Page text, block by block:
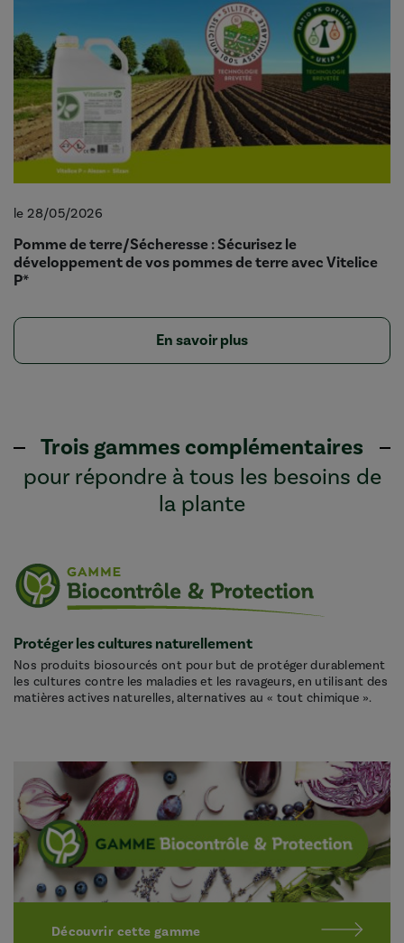
le 28/05/2026
Pomme de terre/Sécheresse : Sécurisez le
développement de vos pommes de terre avec Vitelice
P*
En savoir plus
Trois gammes complémentaires
pour répondre à tous les besoins de
la plante
Protéger les cultures naturellement
Nos produits biosourcés ont pour but de protéger durablement
les cultures contre les maladies et les ravageurs, en utilisant des
matières actives naturelles, alternatives au « tout chimique ».
Découvrir cette gamme